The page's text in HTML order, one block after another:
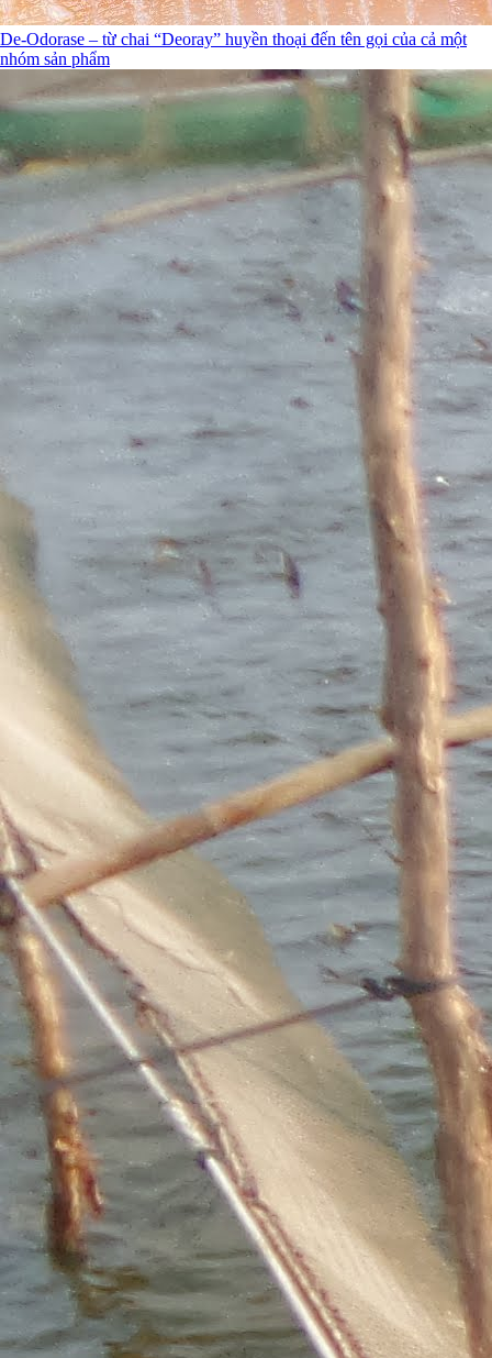
De-Odorase – từ chai “Deoray” huyền thoại đến tên gọi của cả một
nhóm sản phẩm